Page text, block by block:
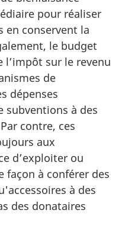
pour réaliser
en conservent la
le budget
l’impôt sur le revenu
de
dépenses
subventions à des
contre, ces
aux
d’exploiter ou
façon à conférer des
à des
des donataires